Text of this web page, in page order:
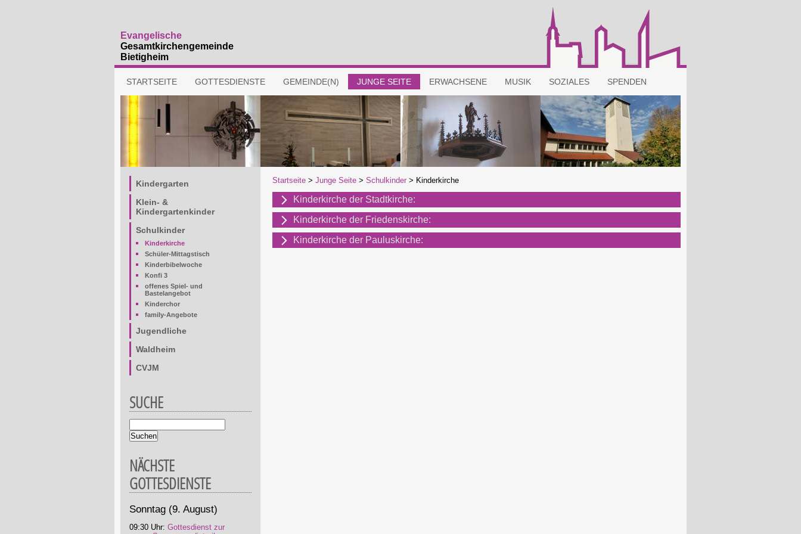
Evangelische
Gesamtkirchengemeinde
Bietigheim
Navigation
überspringen
STARTSEITE GOTTESDIENSTE GEMEINDE(N) JUNGE SEITE ERWACHSENE MUSIK SOZIALES SPENDEN
Startseite > Junge Seite > Schulkinder > Kinderkirche
Kinderkirche der Stadtkirche:
Kinderkirche der Friedenskirche:
Kinderkirche der Pauluskirche:
Navigation
überspringen
Kindergarten
Klein- &
Kindergartenkinder
Schulkinder
Kinderkirche
Schüler-Mittagstisch
Kinderbibelwoche
Konfi 3
offenes Spiel- und
Bastelangebot
Kinderchor
family-Angebote
Jugendliche
Waldheim
CVJM
SUCHE
NÄCHSTE
GOTTESDIENSTE
Sonntag (9. August)
09:30 Uhr: Gottesdienst zur